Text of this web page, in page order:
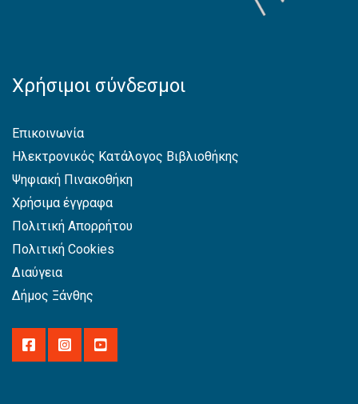
Χρήσιμοι σύνδεσμοι
Επικοινωνία
Ηλεκτρονικός Κατάλογος Βιβλιοθήκης
Ψηφιακή Πινακοθήκη
Χρήσιμα έγγραφα
Πολιτική Απορρήτου
Πολιτική Cookies
Διαύγεια
Δήμος Ξάνθης